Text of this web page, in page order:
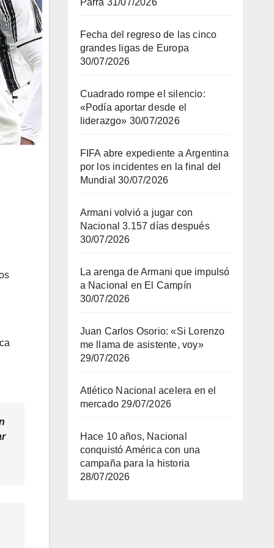
Parra 31/07/2026
Fecha del regreso de las cinco
grandes ligas de Europa
30/07/2026
Cuadrado rompe el silencio:
«Podía aportar desde el
liderazgo» 30/07/2026
FIFA abre expediente a Argentina
por los incidentes en la final del
Mundial 30/07/2026
Armani volvió a jugar con
Nacional 3.157 días después
30/07/2026
La arenga de Armani que impulsó
a Nacional en El Campín
30/07/2026
Juan Carlos Osorio: «Si Lorenzo
me llama de asistente, voy»
29/07/2026
Atlético Nacional acelera en el
mercado 29/07/2026
Hace 10 años, Nacional
conquistó América con una
campaña para la historia
28/07/2026